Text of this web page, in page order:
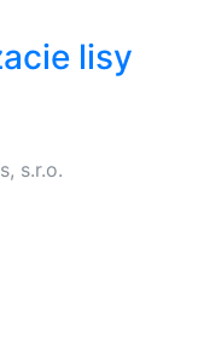
lisy
s.r.o.